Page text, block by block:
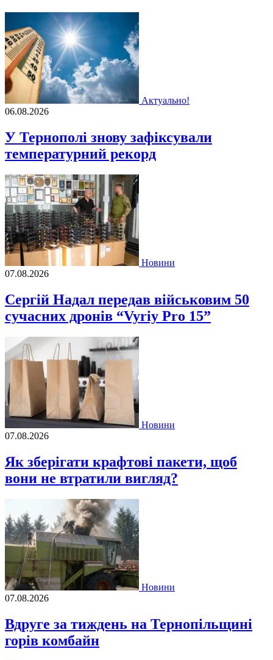
Актуально!
06.08.2026
У Тернополі знову зафіксували
температурний рекорд
Новини
07.08.2026
Сергій Надал передав військовим 50
сучасних дронів “Vyriy Pro 15”
Новини
07.08.2026
Як зберігати крафтові пакети, щоб
вони не втратили вигляд?
Новини
07.08.2026
Вдруге за тиждень на Тернопільщині
горів комбайн